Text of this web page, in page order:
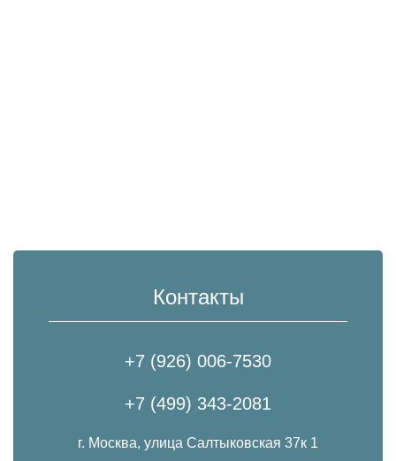
Контакты
+7 (926) 006-7530
+7 (499) 343-2081
г. Москва, улица Салтыковская 37к 1